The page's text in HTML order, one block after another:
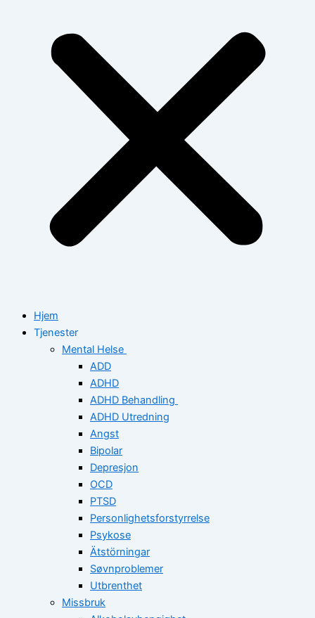
Hjem
Tjenester
Mental Helse
ADD
ADHD
ADHD Behandling
ADHD Utredning
Angst
Bipolar
Depresjon
OCD
PTSD
Personlighetsforstyrrelse
Psykose
Ätstörningar
Søvnproblemer
Utbrenthet
Missbruk